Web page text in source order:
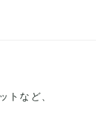
トなど、